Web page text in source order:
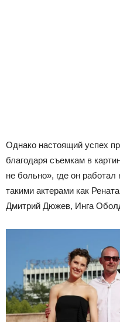
Однако настоящий успех
благодаря съемкам в
не больно», где он
такими актерами как
Дмитрий Дюжев, Инга